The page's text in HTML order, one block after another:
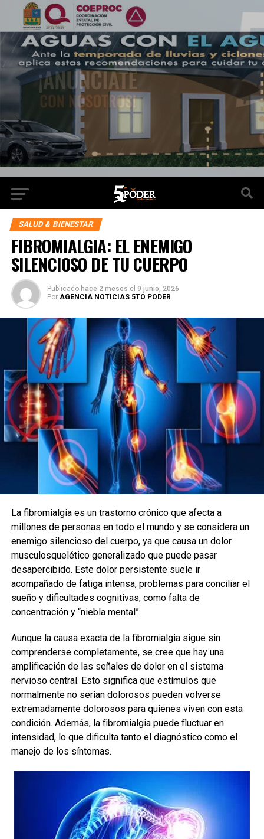
SALUD & BIENESTAR
FIBROMIALGIA: EL ENEMIGO
SILENCIOSO DE TU CUERPO
Publicado hace 2 meses el 9 junio, 2026
Por AGENCIA NOTICIAS 5TO PODER
La fibromialgia es un trastorno crónico que afecta a
millones de personas en todo el mundo y se considera un
enemigo silencioso del cuerpo, ya que causa un dolor
musculosquelético generalizado que puede pasar
desapercibido. Este dolor persistente suele ir
acompañado de fatiga intensa, problemas para conciliar el
sueño y dificultades cognitivas, como falta de
concentración y “niebla mental”.
Aunque la causa exacta de la fibromialgia sigue sin
comprenderse completamente, se cree que hay una
amplificación de las señales de dolor en el sistema
nervioso central. Esto significa que estímulos que
normalmente no serían dolorosos pueden volverse
extremadamente dolorosos para quienes viven con esta
condición. Además, la fibromialgia puede fluctuar en
intensidad, lo que dificulta tanto el diagnóstico como el
manejo de los síntomas.